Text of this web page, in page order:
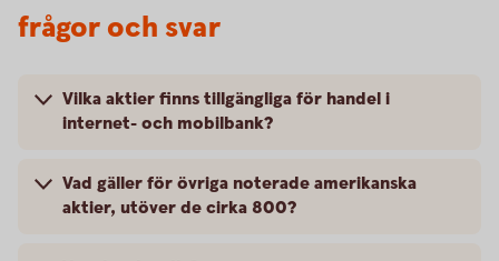
frågor och svar
Vilka aktier finns tillgängliga för handel i
internet- och mobilbank?
Vad gäller för övriga noterade amerikanska
aktier, utöver de cirka 800?